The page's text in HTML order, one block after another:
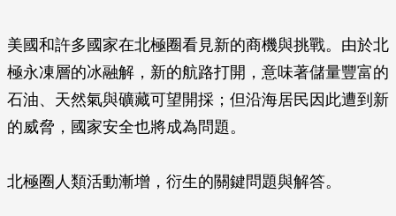
美國和許多國家在北極圈看見新的商機與挑戰。由於北
極永凍層的冰融解，新的航路打開，意味著儲量豐富的
石油、天然氣與礦藏可望開採；但沿海居民因此遭到新
的威脅，國家安全也將成為問題。
北極圈人類活動漸增，衍生的關鍵問題與解答。